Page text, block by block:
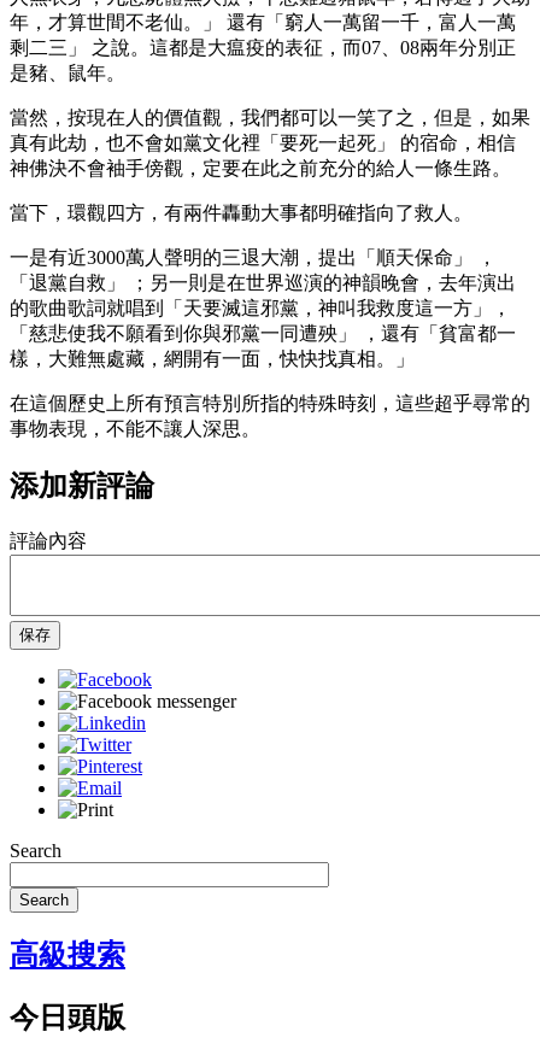
年，才算世間不老仙。」 還有「窮人一萬留一千，富人一萬
剩二三」 之說。這都是大瘟疫的表征，而07、08兩年分別正
是豬、鼠年。
當然，按現在人的價值觀，我們都可以一笑了之，但是，如果
真有此劫，也不會如黨文化裡「要死一起死」 的宿命，相信
神佛決不會袖手傍觀，定要在此之前充分的給人一條生路。
當下，環觀四方，有兩件轟動大事都明確指向了救人。
一是有近3000萬人聲明的三退大潮，提出「順天保命」 ，
「退黨自救」 ；另一則是在世界巡演的神韻晚會，去年演出
的歌曲歌詞就唱到「天要滅這邪黨，神叫我救度這一方」，
「慈悲使我不願看到你與邪黨一同遭殃」 ，還有「貧富都一
樣，大難無處藏，網開有一面，快快找真相。」
在這個歷史上所有預言特別所指的特殊時刻，這些超乎尋常的
事物表現，不能不讓人深思。
添加新評論
評論內容
保存
Search
Search
高級搜索
今日頭版